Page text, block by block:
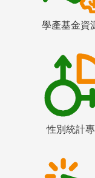
學產基金資
性別統計